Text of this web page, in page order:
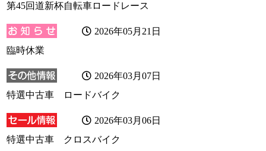
第45回道新杯自転車ロードレース
2026年05月21日
臨時休業
2026年03月07日
特選中古車 ロードバイク
2026年03月06日
特選中古車 クロスバイク